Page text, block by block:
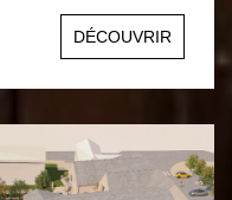
DÉCOUVRIR